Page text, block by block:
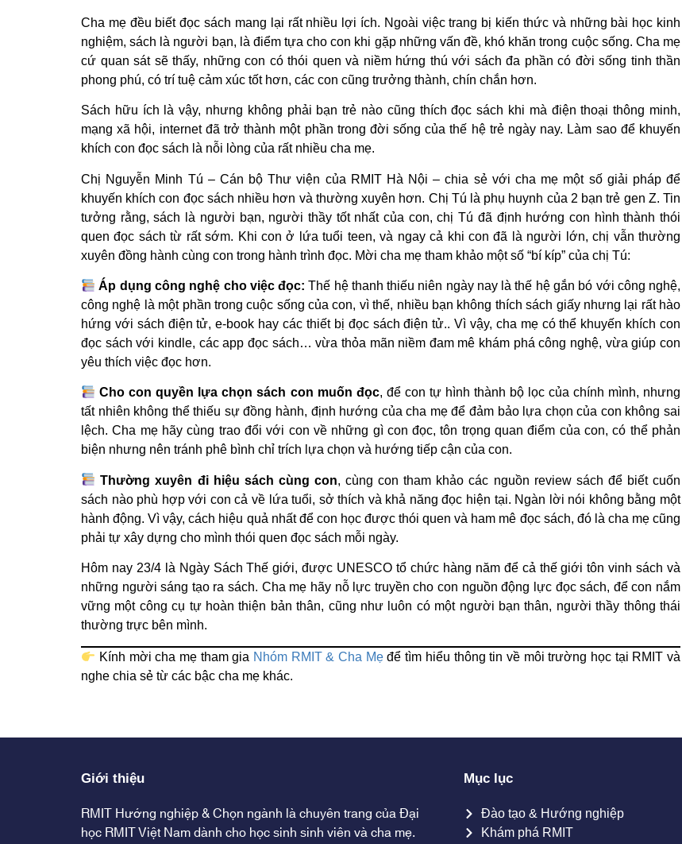
Cha mẹ đều biết đọc sách mang lại rất nhiều lợi ích. Ngoài việc trang bị kiến thức và những bài học kinh
nghiệm, sách là người bạn, là điểm tựa cho con khi gặp những vấn đề, khó khăn trong cuộc sống. Cha mẹ
cứ quan sát sẽ thấy, những con có thói quen và niềm hứng thú với sách đa phần có đời sống tinh thần
phong phú, có trí tuệ cảm xúc tốt hơn, các con cũng trưởng thành, chín chắn hơn.
Sách hữu ích là vậy, nhưng không phải bạn trẻ nào cũng thích đọc sách khi mà điện thoại thông minh,
mạng xã hội, internet đã trở thành một phần trong đời sống của thế hệ trẻ ngày nay. Làm sao để khuyến
khích con đọc sách là nỗi lòng của rất nhiều cha mẹ.
Chị Nguyễn Minh Tú – Cán bộ Thư viện của RMIT Hà Nội – chia sẻ với cha mẹ một số giải pháp để
khuyến khích con đọc sách nhiều hơn và thường xuyên hơn. Chị Tú là phụ huynh của 2 bạn trẻ gen Z. Tin
tưởng rằng, sách là người bạn, người thầy tốt nhất của con, chị Tú đã định hướng con hình thành thói
quen đọc sách từ rất sớm. Khi con ở lứa tuổi teen, và ngay cả khi con đã là người lớn, chị vẫn thường
xuyên đồng hành cùng con trong hành trình đọc. Mời cha mẹ tham khảo một số “bí kíp” của chị Tú:
Áp dụng công nghệ cho việc đọc:Thế hệ thanh thiếu niên ngày nay là thế hệ gắn bó với công nghệ,
công nghệ là một phần trong cuộc sống của con, vì thế, nhiều bạn không thích sách giấy nhưng lại rất hào
hứng với sách điện tử, e-book hay các thiết bị đọc sách điện tử.. Vì vậy, cha mẹ có thể khuyến khích con
đọc sách với kindle, các app đọc sách… vừa thỏa mãn niềm đam mê khám phá công nghệ, vừa giúp con
yêu thích việc đọc hơn.
Cho con quyền lựa chọn sách con muốn đọc, để con tự hình thành bộ lọc của chính mình, nhưng
tất nhiên không thể thiếu sự đồng hành, định hướng của cha mẹ để đảm bảo lựa chọn của con không sai
lệch. Cha mẹ hãy cùng trao đổi với con về những gì con đọc, tôn trọng quan điểm của con, có thể phản
biện nhưng nên tránh phê bình chỉ trích lựa chọn và hướng tiếp cận của con.
Thường xuyên đi hiệu sách cùng con, cùng con tham khảo các nguồn review sách để biết cuốn
sách nào phù hợp với con cả về lứa tuổi, sở thích và khả năng đọc hiện tại. Ngàn lời nói không bằng một
hành động. Vì vậy, cách hiệu quả nhất để con học được thói quen và ham mê đọc sách, đó là cha mẹ cũng
phải tự xây dựng cho mình thói quen đọc sách mỗi ngày.
Hôm nay 23/4 là Ngày Sách Thế giới, được UNESCO tổ chức hàng năm để cả thế giới tôn vinh sách và
những người sáng tạo ra sách. Cha mẹ hãy nỗ lực truyền cho con nguồn động lực đọc sách, để con nắm
vững một công cụ tự hoàn thiện bản thân, cũng như luôn có một người bạn thân, người thầy thông thái
thường trực bên mình.
Kính mời cha mẹ tham gia Nhóm RMIT & Cha Mẹđể tìm hiểu thông tin về môi trường học tại RMIT và
nghe chia sẻ từ các bậc cha mẹ khác.
Giới thiệu
RMIT Hướng nghiệp & Chọn ngành là chuyên trang của Đại
học RMIT Việt Nam dành cho học sinh sinh viên và cha mẹ.
Mục lục
Đào tạo & Hướng nghiệp
Khám phá RMIT